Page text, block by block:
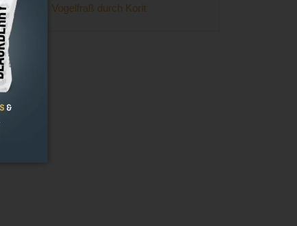
Vogelfraß durch Korit